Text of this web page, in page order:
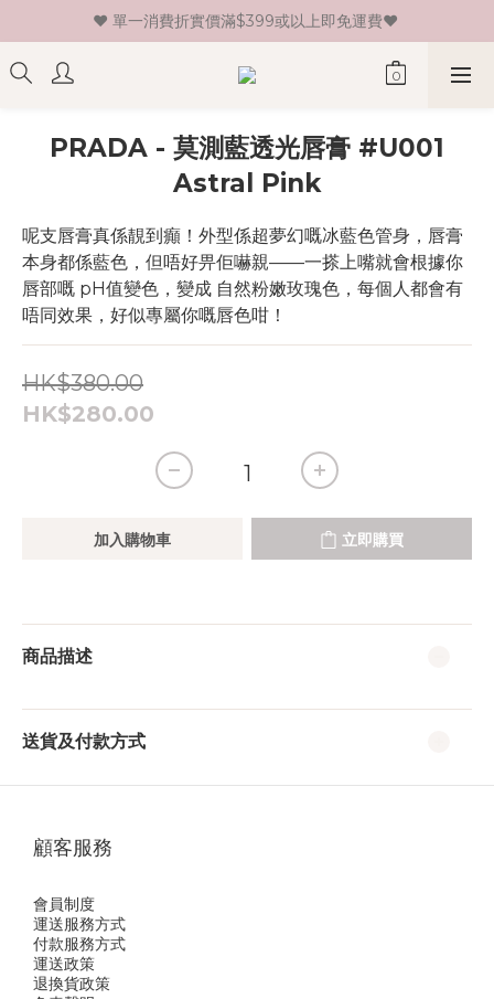
♥ 新會員登記即送HK$30 現金卷♥
♥ 單一消費折實價滿$399或以上即免運費♥
♥ 新會員登記即送HK$30 現金卷♥
PRADA - 莫測藍透光唇膏 #U001
Astral Pink
呢支唇膏真係靚到癲！外型係超夢幻嘅冰藍色管身，唇膏
本身都係藍色，但唔好畀佢嚇親——一搽上嘴就會根據你
唇部嘅 pH值變色，變成 自然粉嫩玫瑰色，每個人都會有
唔同效果，好似專屬你嘅唇色咁！
HK$380.00
HK$280.00
加入購物車 立即購買
商品描述
送貨及付款方式
顧客服務
會員制度
運送服務方式
付款服務方式
運送政策
退換貨政策